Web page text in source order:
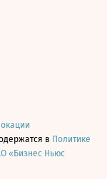
в Политике
«Бизнес Ньюс